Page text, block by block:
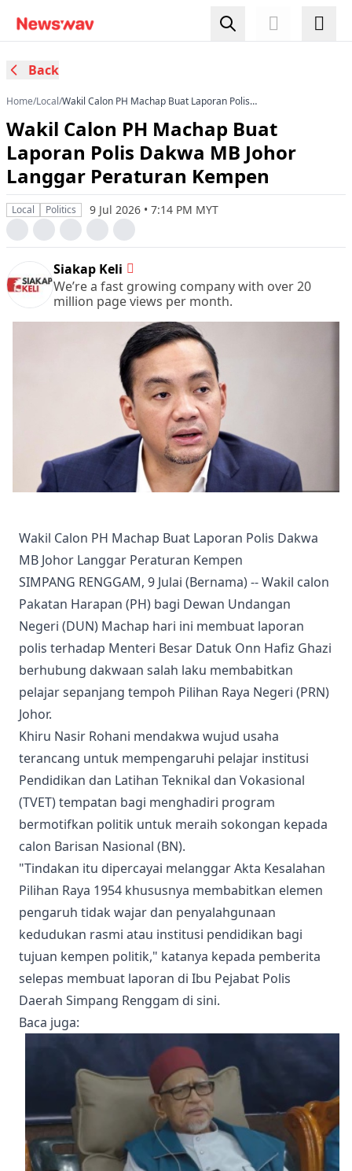
Back
Home/Local/Wakil Calon PH Machap Buat Laporan Polis
Wakil Calon PH Machap Buat
Laporan Polis Dakwa MB Johor
Langgar Peraturan Kempen
Local Politics 9 Jul 2026 • 7:14 PM MYT
Siakap Keli
We’re a fast growing company with over 20
million page views per month.
Wakil Calon PH Machap Buat Laporan Polis Dakwa
MB Johor Langgar Peraturan Kempen
SIMPANG RENGGAM, 9 Julai (Bernama) -- Wakil calon
Pakatan Harapan (PH) bagi Dewan Undangan
Negeri (DUN) Machap hari ini membuat laporan
polis terhadap Menteri Besar Datuk Onn Hafiz Ghazi
berhubung dakwaan salah laku membabitkan
pelajar sepanjang tempoh Pilihan Raya Negeri (PRN)
Johor.
Khiru Nasir Rohani mendakwa wujud usaha
terancang untuk mempengaruhi pelajar institusi
Pendidikan dan Latihan Teknikal dan Vokasional
(TVET) tempatan bagi menghadiri program
bermotifkan politik untuk meraih sokongan kepada
calon Barisan Nasional (BN).
"Tindakan itu dipercayai melanggar Akta Kesalahan
Pilihan Raya 1954 khususnya membabitkan elemen
pengaruh tidak wajar dan penyalahgunaan
kedudukan rasmi atau institusi pendidikan bagi
tujuan kempen politik," katanya kepada pemberita
selepas membuat laporan di Ibu Pejabat Polis
Daerah Simpang Renggam di sini.
Baca juga: